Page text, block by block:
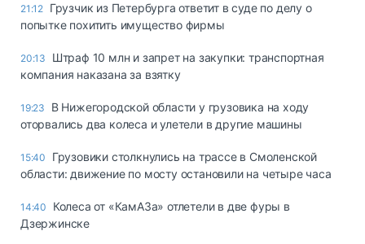
21:12 Грузчик из Петербурга ответит в суде по делу о
попытке похитить имущество фирмы
20:13
Штраф 10 млн и запрет на закупки: транспортная
компания наказана за взятку
19:23
В Нижегородской области у грузовика на ходу
оторвались два колеса и улетели в другие машины
15:40
Грузовики столкнулись на трассе в Смоленской
области: движение по мосту остановили на четыре часа
14:40
Колеса от «КамАЗа» отлетели в две фуры в
Дзержинске